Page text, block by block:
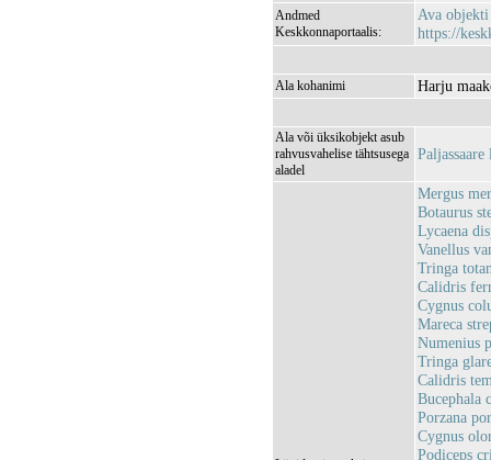
Andmed
Keskkonnaportaalis:
Ava objekti
https://
Ala kohanimi Harju
Ala või üksikobjekt asub
rahvusvahelise tähtsusega
aladel
Mergus
Botaurus
Lycaena
Vanellus
Tringa
Calidris
Cygnus
Mareca
Numenius
Tringa
Calidris
Bucephala
Porzana
Cygnus
Podiceps